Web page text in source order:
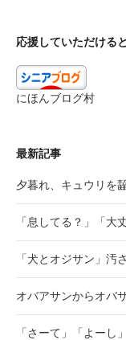
応援していただける
にほんブログ村
最新記事
夕暮れ、キュウリを
「息してる？」「
「犬とオジサン」汚
オバアサンからオバ
「さーて」「よーし